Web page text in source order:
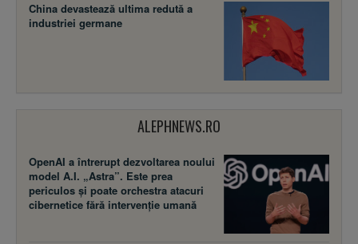
China devastează ultima redută a
industriei germane
ALEPHNEWS.RO
OpenAI a întrerupt dezvoltarea noului
model A.I. „Astra”. Este prea
periculos și poate orchestra atacuri
cibernetice fără intervenție umană